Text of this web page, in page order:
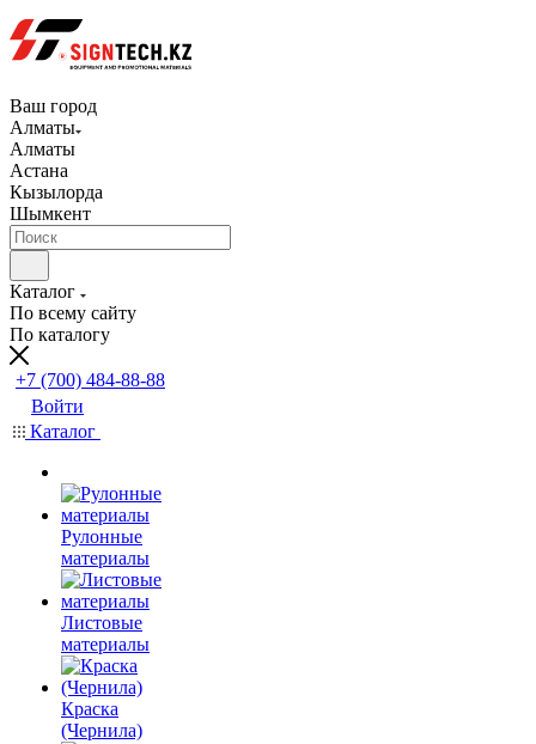
Ваш город
Алматы
Алматы
Астана
Кызылорда
Шымкент
Каталог
По всему сайту
По каталогу
+7 (700) 484-88-88
Войти
Каталог
Рулонные
материалы
Листовые
материалы
Краска
(Чернила)